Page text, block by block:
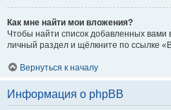
Как мне найти мои вложения?
Чтобы найти список добавленных
личный раздел и щёлкните по ссылке
Вернуться к началу
Информация о phpBB